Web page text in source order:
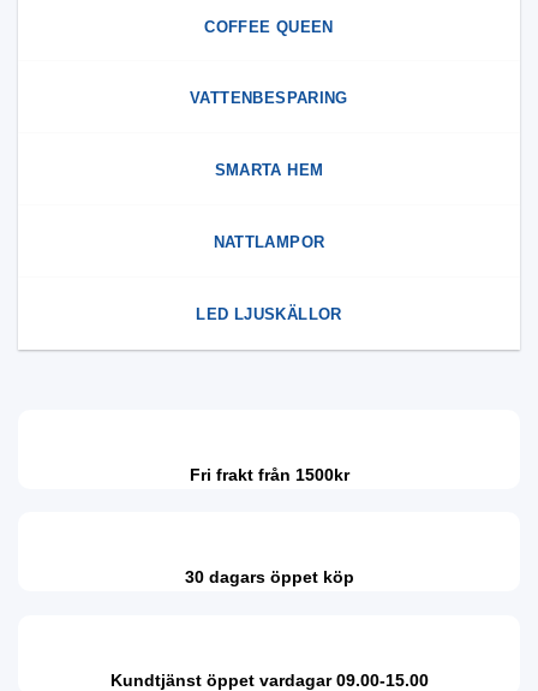
COFFEE QUEEN
VATTENBESPARING
SMARTA HEM
NATTLAMPOR
LED LJUSKÄLLOR
Fri frakt från 1500kr
30 dagars öppet köp
Kundtjänst öppet vardagar 09.00-15.00